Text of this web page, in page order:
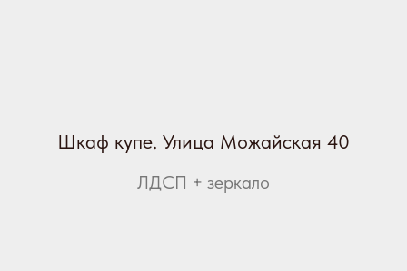
Шкаф купе. Улица Можайская 40
ЛДСП + зеркало